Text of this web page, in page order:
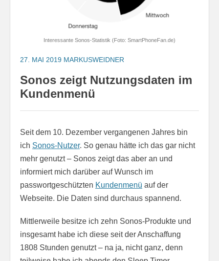
Interessante Sonos-Statistik (Foto: SmartPhoneFan.de)
27. MAI 2019 MARKUSWEIDNER
Sonos zeigt Nutzungsdaten im
Kundenmenü
Seit dem 10. Dezember vergangenen Jahres bin
ich Sonos-Nutzer. So genau hätte ich das gar nicht
mehr genutzt – Sonos zeigt das aber an und
informiert mich darüber auf Wunsch im
passwortgeschützten Kundenmenü auf der
Webseite. Die Daten sind durchaus spannend.
Mittlerweile besitze ich zehn Sonos-Produkte und
insgesamt habe ich diese seit der Anschaffung
1808 Stunden genutzt – na ja, nicht ganz, denn